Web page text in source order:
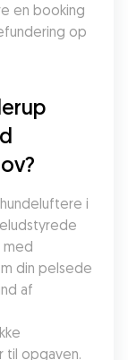
en booking
op
i
med
din pelsede
af
til opgaven.